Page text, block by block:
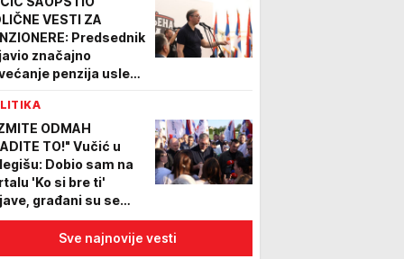
VESTI ZA
Predsednik
značajno
penzija usled
Srbije - RAŠĆE I
ODMAH
TO!" Vučić u
Dobio sam na
'Ko si bre ti'
građani su se
Sve najnovije vesti